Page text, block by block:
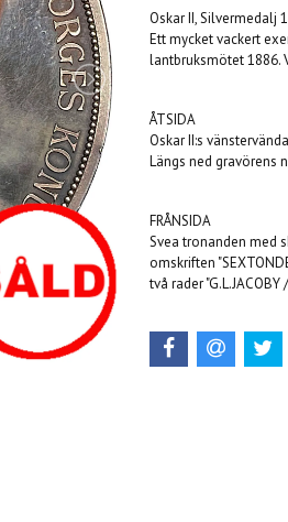
Oskar II, Silvermedalj
Ett mycket vackert
lantbruksmötet 1886.
ÅTSIDA
Oskar II:s
Längs ned gravörens
FRÅNSIDA
Svea tronanden med
omskriften
två rader "G.L.JACOBY